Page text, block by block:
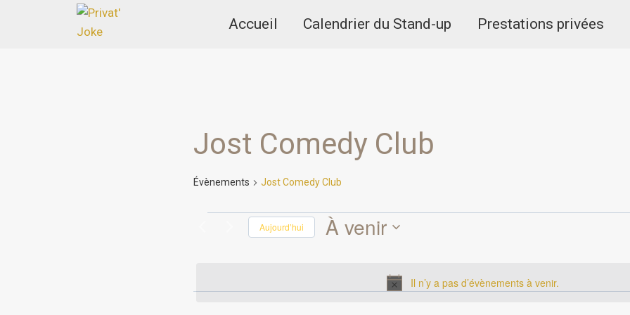
Accueil Calendrier du Stand-up Prestations privées
Jost Comedy Club
Évènements Jost Comedy Club
Évènements
Notice
Il n’y a pas d’évènements à venir.
Aujourd’hui À venir